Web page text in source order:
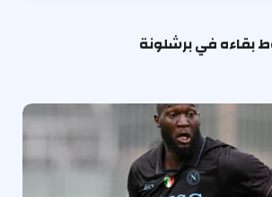
بقاءه في برشلونة